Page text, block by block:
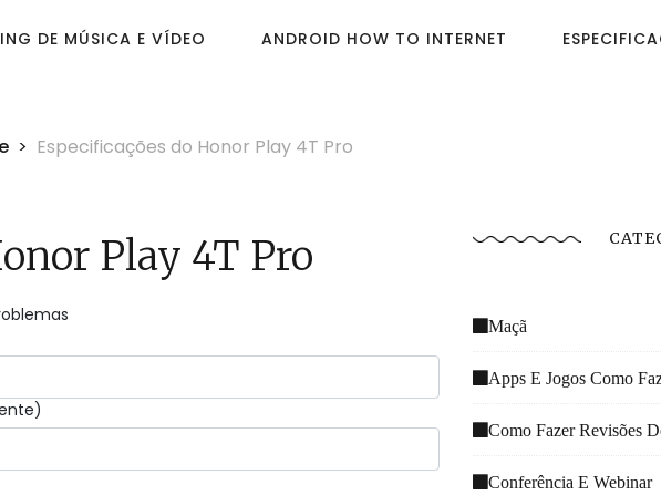
DE MÚSICA E VÍDEO ANDROID HOW TO INTERNET
Especificações do Honor Play 4T Pro
Play 4T Pro
Maçã
Apps E Jogos Como
Como Fazer Revisões
Conferência E Webinar